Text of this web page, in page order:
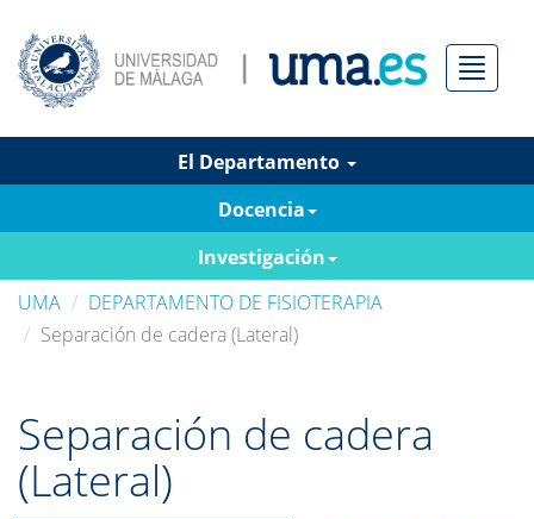
Menú
El Departamento
Docencia
Investigación
UMA
DEPARTAMENTO DE FISIOTERAPIA
Separación de cadera (Lateral)
Separación de cadera
(Lateral)